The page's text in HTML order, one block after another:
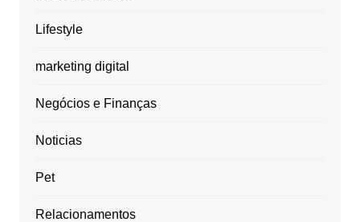
Lifestyle
marketing digital
Negócios e Finanças
Noticias
Pet
Relacionamentos